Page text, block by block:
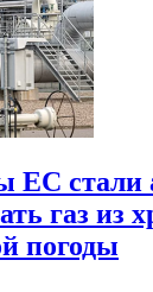
ЕС стали
газ из
погоды